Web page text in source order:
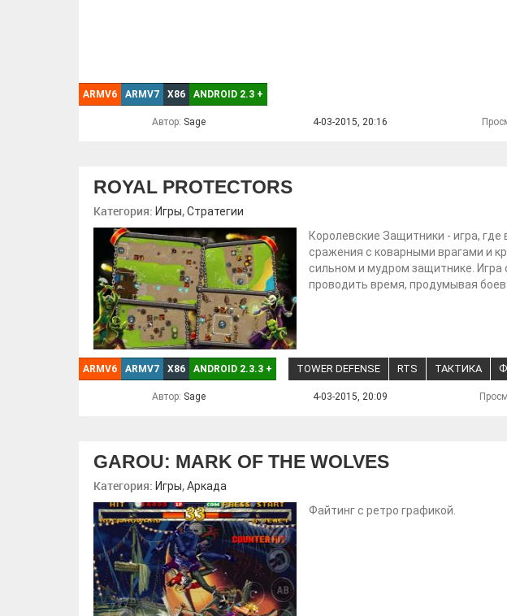
ARMV6 ARMV7 X86 ANDROID 2.3 +
Автор: Sage 4-03-2015, 20:16
ROYAL PROTECTORS
Категория: Игры,Стратегии
Королевские Защитники - игра,
сражения с коварными врагами и
сильном и мудром защитнике.
проводить время, продумывая
ARMV6 ARMV7 X86 ANDROID 2.3.3 + TOWER DEFENSE RTS ТАКТИКА
Автор: Sage 4-03-2015, 20:09
GAROU: MARK OF THE WOLVES
Категория: Игры,Аркада
Файтинг с ретро графикой.